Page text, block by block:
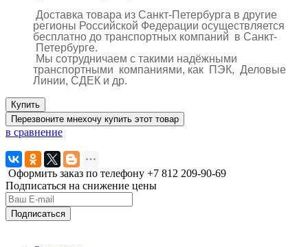
Доставка товара из Санкт-Петербурга в другие
регионы Российской Федерации осуществляется
бесплатно до транспортных компаний в Санкт-
Петербурге.
Мы сотрудничаем с такими надёжными
транспортными компаниями, как ПЭК, Деловые
Линии, СДЕК и др.
Купить
Перезвоните мнехочу купить этот товар
в сравнение
Оформить заказ по телефону +7 812 209-90-69
Подписаться на снижение цены
Подписаться